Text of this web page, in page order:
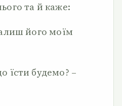
та й каже:
його моїм
їсти будемо? –